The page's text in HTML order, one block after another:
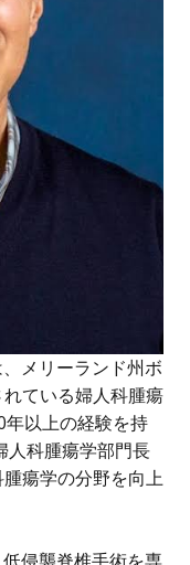
メリーランド州ボ
ている婦人科腫瘍
以上の経験を持
科腫瘍学部門長
瘍学の分野を向上